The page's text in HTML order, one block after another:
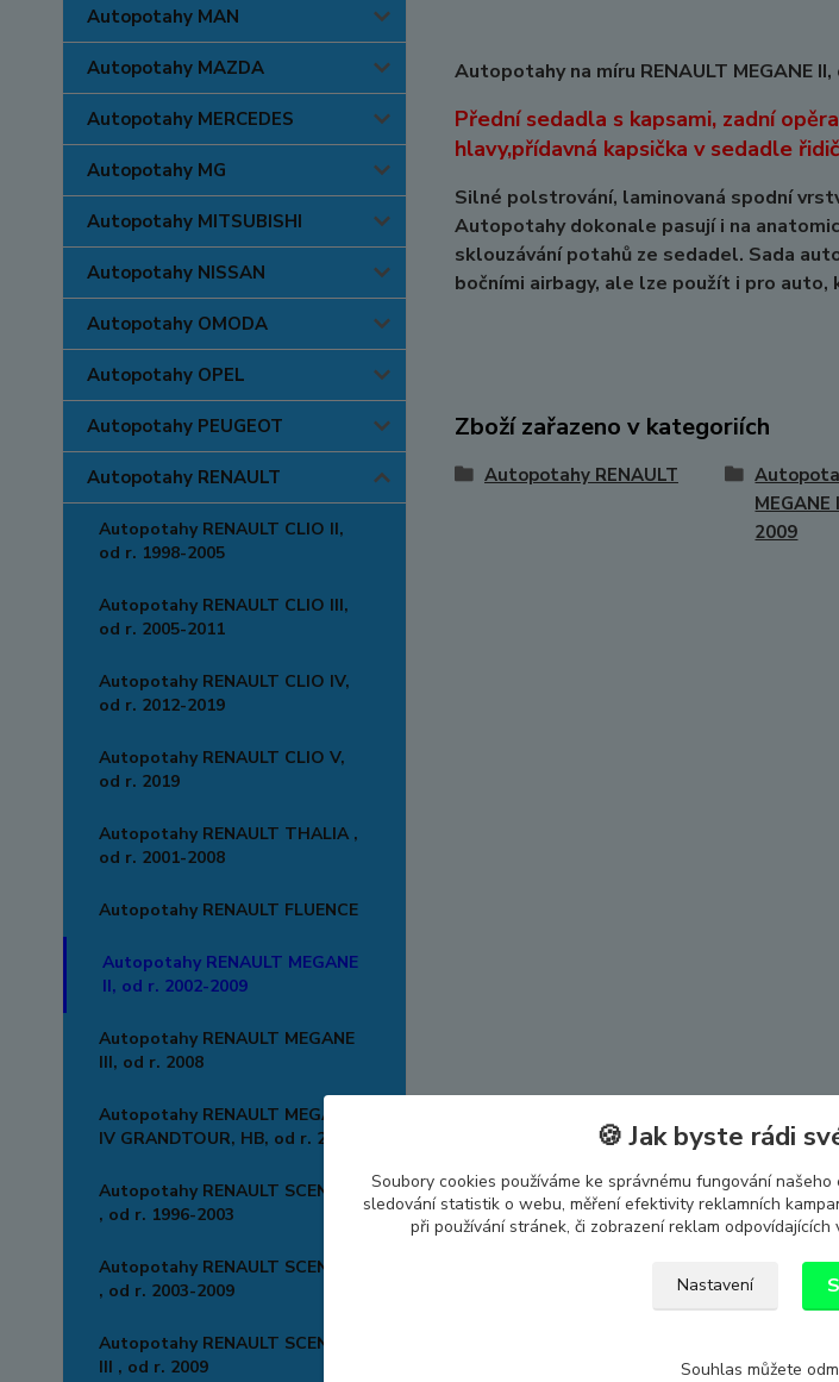
Autopotahy MAN
Autopotahy MAZDA
Autopotahy MERCEDES
Autopotahy MG
Autopotahy MITSUBISHI
Autopotahy NISSAN
Autopotahy OMODA
Autopotahy OPEL
Autopotahy PEUGEOT
Autopotahy RENAULT
Autopotahy RENAULT CLIO II,
od r. 1998-2005
Autopotahy RENAULT CLIO III,
od r. 2005-2011
Autopotahy RENAULT CLIO IV,
od r. 2012-2019
Autopotahy RENAULT CLIO V,
od r. 2019
Autopotahy RENAULT THALIA ,
od r. 2001-2008
Autopotahy RENAULT FLUENCE
Autopotahy RENAULT MEGANE
II, od r. 2002-2009
Autopotahy RENAULT MEGANE
III, od r. 2008
Autopotahy RENAULT MEGANE
IV GRANDTOUR, HB, od r. 2016
Autopotahy RENAULT SCENIC I
, od r. 1996-2003
Autopotahy RENAULT SCENIC II
, od r. 2003-2009
Autopotahy RENAULT SCENIC
III , od r. 2009
Autopotahy na míru RENAULT MEGANE
Přední sedadla s kapsami, zadní
hlavy,přídavná kapsička v sedadle
Silné polstrování, laminovaná spodní
Autopotahy dokonale pasují i na
sklouzávání potahů ze sedadel. Sada
bočními airbagy, ale lze použít i pro
Zboží zařazeno v kategoriích
Autopotahy RENAULT
2009
🍪 Jak byste rádi
Soubory cookies používáme ke správnému fungování
sledování statistik o webu, měření efektivity reklamních
při používání stránek, či zobrazení reklam odpovídajících
Nastavení
Souhlas můžete